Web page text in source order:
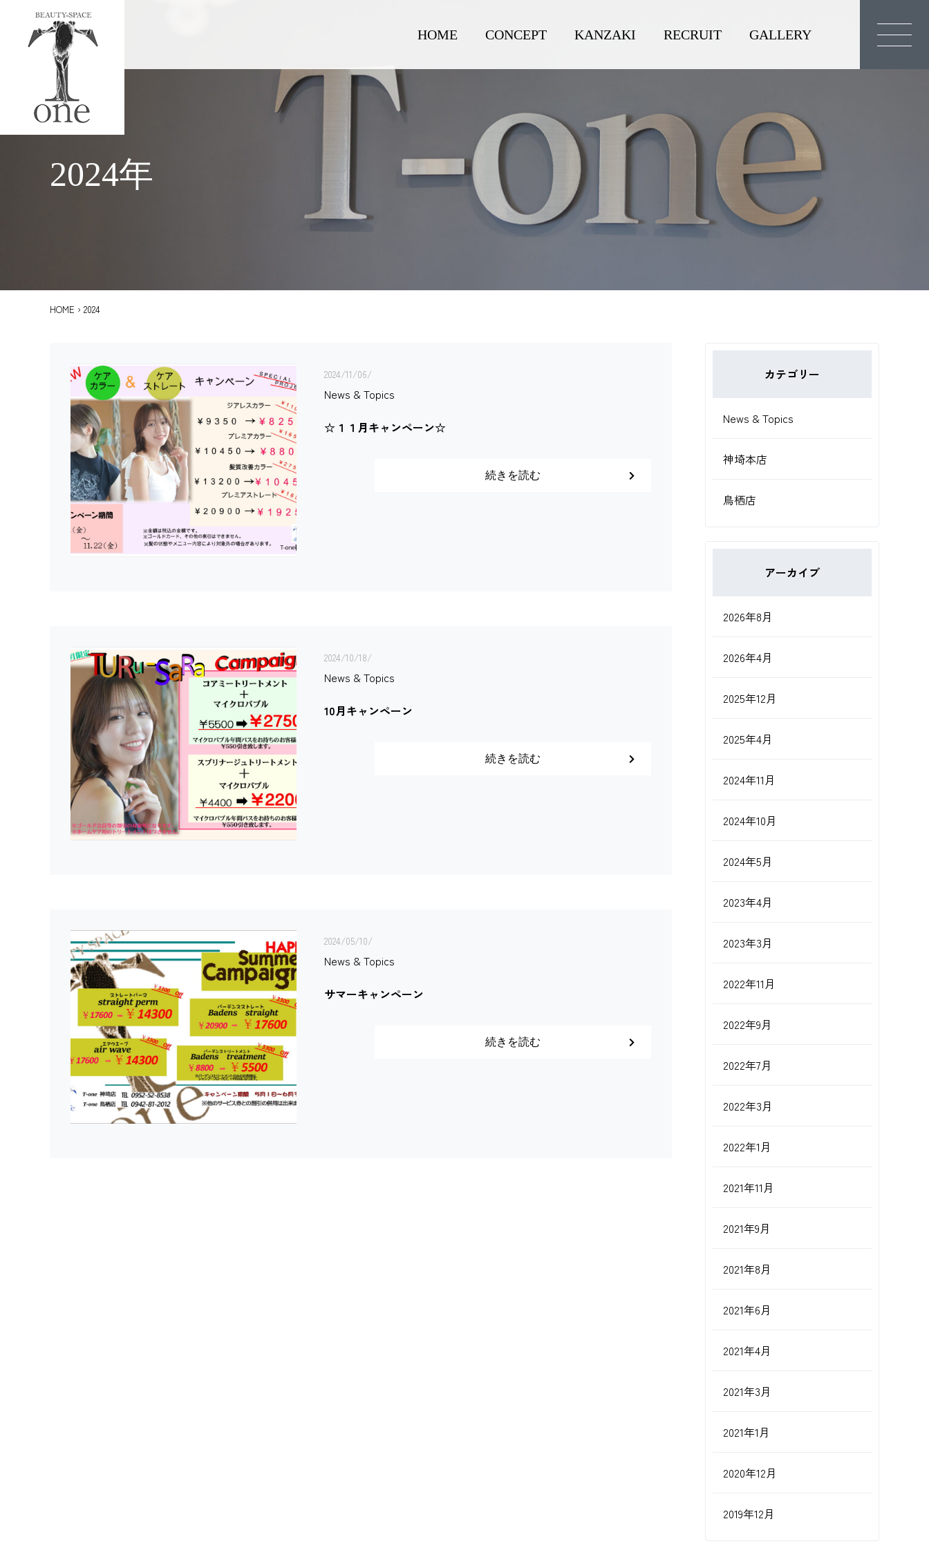
HOME CONCEPT KANZAKI RECRUIT GALLERY
2024年
HOME › 2024
2024/11/06/
News & Topics
☆１１月キャンペーン☆
続きを読む
2024/10/18/
News & Topics
10月キャンペーン
続きを読む
2024/05/10/
News & Topics
サマーキャンペーン
続きを読む
カテゴリー
News & Topics
神埼本店
鳥栖店
アーカイブ
2026年8月
2026年4月
2025年12月
2025年4月
2024年11月
2024年10月
2024年5月
2023年4月
2023年3月
2022年11月
2022年9月
2022年7月
2022年3月
2022年1月
2021年11月
2021年9月
2021年8月
2021年6月
2021年4月
2021年3月
2021年1月
2020年12月
2019年12月